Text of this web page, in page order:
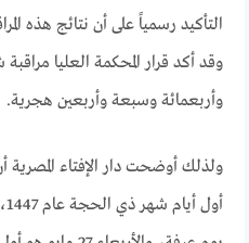
التأكيد رسمياً على أن نتائج
وقد أكد قرار المحكمة العليا
وأربعمائة وسبعة وأربعين هجرية.